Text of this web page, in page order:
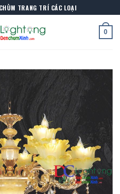
TRANG TRÍ CÁC LOẠI
0